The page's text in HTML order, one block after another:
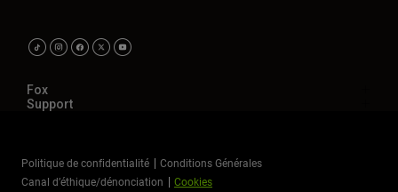
Fox
Support
Politique de confidentialité
Conditions Générales
Canal d’éthique/dénonciation
Cookies